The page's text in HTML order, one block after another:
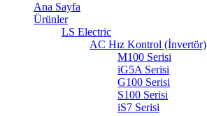
Ana Sayfa
Ürünler
LS Electric
AC Hız Kontrol (İnvertör)
M100 Serisi
iG5A Serisi
G100 Serisi
S100 Serisi
iS7 Serisi